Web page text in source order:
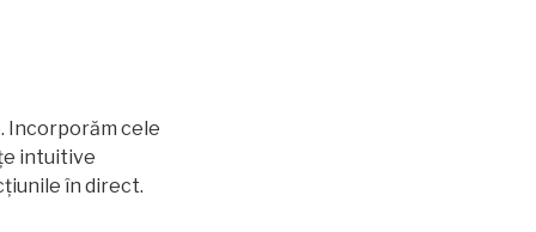
Incorporăm cele
intuitive
în direct.